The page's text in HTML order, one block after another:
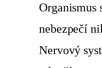
Organismus
nebezpečí
Nervový